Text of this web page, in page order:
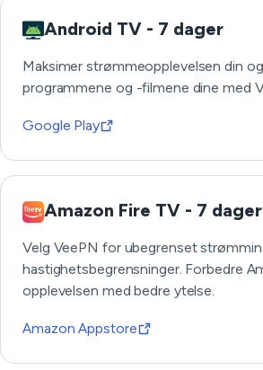
Android TV - 7 dager
Maksimer strømmeopplevelsen din
programmene og -filmene dine med
Google Play
Amazon Fire TV - 7 dager
Velg VeePN for ubegrenset
hastighetsbegrensninger. Forbedre
opplevelsen med bedre ytelse.
Amazon Appstore